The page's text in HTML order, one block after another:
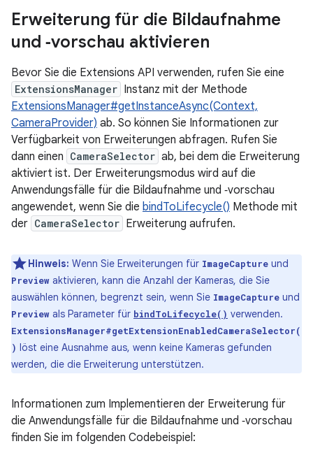
Erweiterung für die Bildaufnahme
und ‑vorschau aktivieren
Bevor Sie die Extensions API verwenden, rufen Sie eine
ExtensionsManager Instanz mit der Methode
ExtensionsManager#getInstanceAsync(Context,
CameraProvider) ab. So können Sie Informationen zur
Verfügbarkeit von Erweiterungen abfragen. Rufen Sie
dann einen CameraSelector ab, bei dem die Erweiterung
aktiviert ist. Der Erweiterungsmodus wird auf die
Anwendungsfälle für die Bildaufnahme und ‑vorschau
angewendet, wenn Sie die bindToLifecycle() Methode mit
der CameraSelector Erweiterung aufrufen.
Hinweis: Wenn Sie Erweiterungen für ImageCapture und
Preview aktivieren, kann die Anzahl der Kameras, die Sie
auswählen können, begrenzt sein, wenn Sie ImageCapture und
Preview als Parameter für bindToLifecycle() verwenden.
ExtensionsManager#getExtensionEnabledCameraSelector(
) löst eine Ausnahme aus, wenn keine Kameras gefunden
werden, die die Erweiterung unterstützen.
Informationen zum Implementieren der Erweiterung für
die Anwendungsfälle für die Bildaufnahme und ‑vorschau
finden Sie im folgenden Codebeispiel: